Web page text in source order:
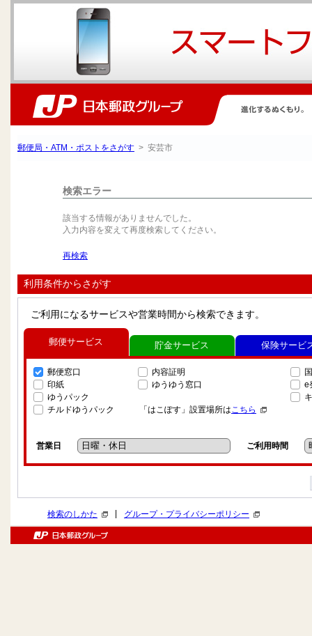
郵便局・ATM・ポストをさがす > 安芸市
検索エラー
該当する情報がありませんでした。
入力内容を変えて再度検索してください。
再検索
利用条件からさがす
ご利用になるサービスや営業時間から検索できます。
郵便サービス
郵便窓口
印紙
ゆうパック
チルドゆうパック
内容証明
ゆうゆう窓口
「はこぽす」設置場所はこちら
e
営業日 ご利用時間
貯金サービス 保険サービ
検索のしかた グループ・プライバシーポリシー